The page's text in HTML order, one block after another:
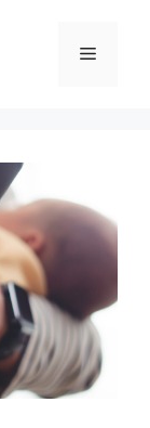
Menu